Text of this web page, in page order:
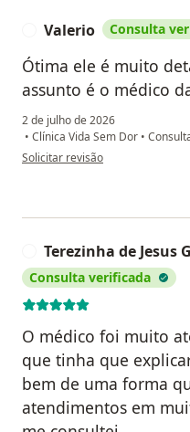
Valerio Consulta
Ótima ele é muito
assunto é o médico
2 de julho de 2026
• Clínica Vida Sem Dor •
na opinião do utilizador Valerio
Solicitar revisão
Terezinha de Jesus
Consulta verificada
O médico foi muito
que tinha que
bem de uma forma
atendimentos em